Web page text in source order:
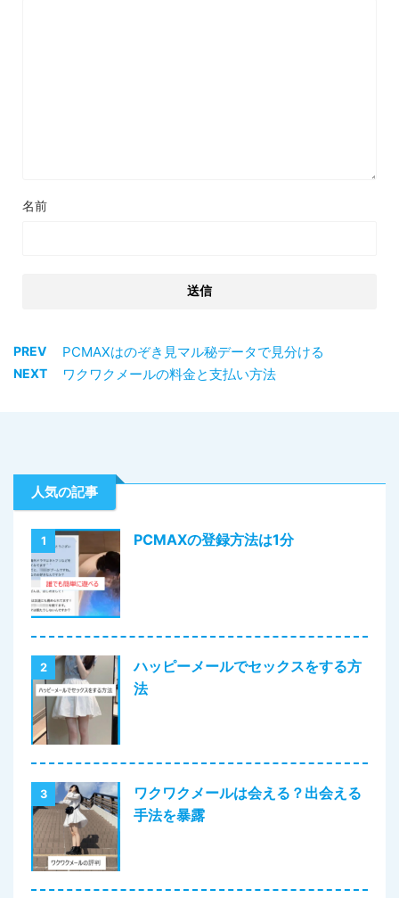
名前
PREV PCMAXはのぞき見マル秘データで見分ける
NEXT ワクワクメールの料金と支払い方法
人気の記事
1 PCMAXの登録方法は1分
2
ハッピーメールでセックスをする方
法
3
ワクワクメールは会える？出会える
手法を暴露